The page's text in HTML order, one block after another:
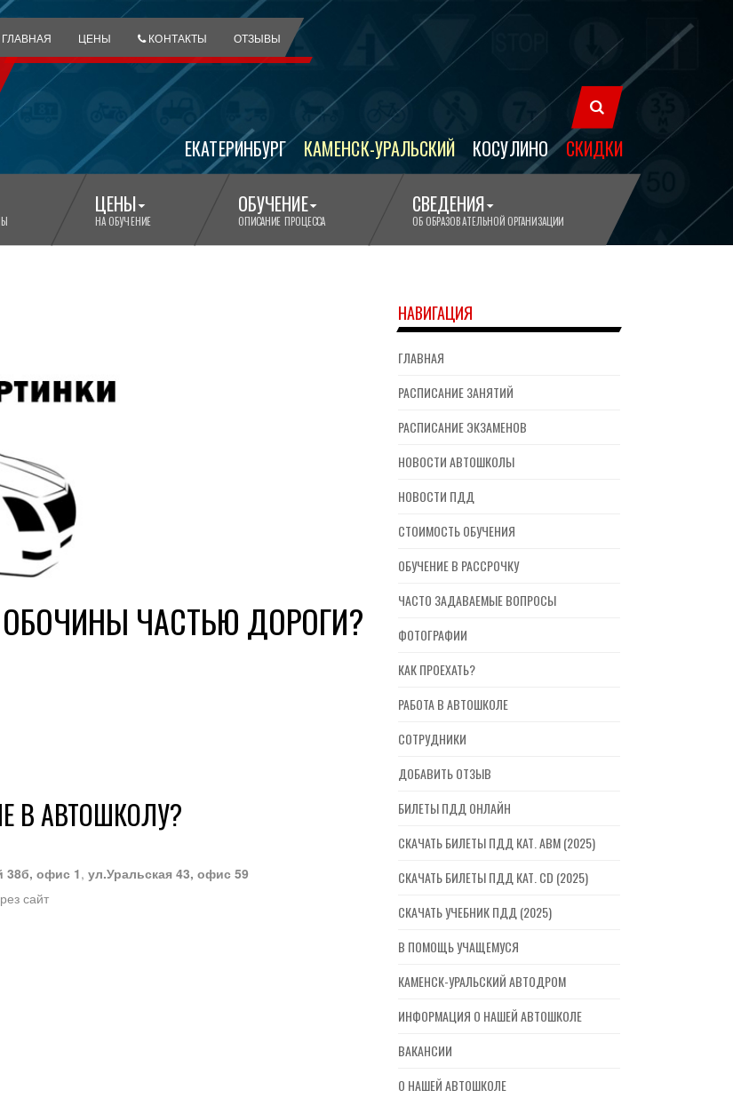
ГЛАВНАЯ ЦЕНЫ КОНТАКТЫ ОТЗЫВЫ
ЦЕНЫ
НА ОБУЧЕНИЕ
ОБУЧЕНИЕ
ОПИСАНИЕ ПРОЦЕССА
СВЕДЕНИЯ
ОБ ОБРАЗОВАТЕЛЬНОЙ ОРГАНИЗАЦИИ
ЕКАТЕРИНБУРГ КАМЕНСК-УРАЛЬСКИЙ КОСУЛИНО СКИДКИ
ЧАСТЬЮ ДОРОГИ?
В АВТОШКОЛУ?
38б, офис 1, ул.Уральская 43, офис 59
сайт
НАВИГАЦИЯ
ГЛАВНАЯ
РАСПИСАНИЕ ЗАНЯТИЙ
РАСПИСАНИЕ ЭКЗАМЕНОВ
НОВОСТИ АВТОШКОЛЫ
НОВОСТИ ПДД
СТОИМОСТЬ ОБУЧЕНИЯ
ОБУЧЕНИЕ В РАССРОЧКУ
ЧАСТО ЗАДАВАЕМЫЕ ВОПРОСЫ
ФОТОГРАФИИ
КАК ПРОЕХАТЬ?
РАБОТА В АВТОШКОЛЕ
СОТРУДНИКИ
ДОБАВИТЬ ОТЗЫВ
БИЛЕТЫ ПДД ОНЛАЙН
СКАЧАТЬ БИЛЕТЫ ПДД КАТ. ABM (2025)
СКАЧАТЬ БИЛЕТЫ ПДД КАТ. CD (2025)
СКАЧАТЬ УЧЕБНИК ПДД (2025)
В ПОМОЩЬ УЧАЩЕМУСЯ
КАМЕНСК-УРАЛЬСКИЙ АВТОДРОМ
ИНФОРМАЦИЯ О НАШЕЙ АВТОШКОЛЕ
ВАКАНСИИ
О НАШЕЙ АВТОШКОЛЕ